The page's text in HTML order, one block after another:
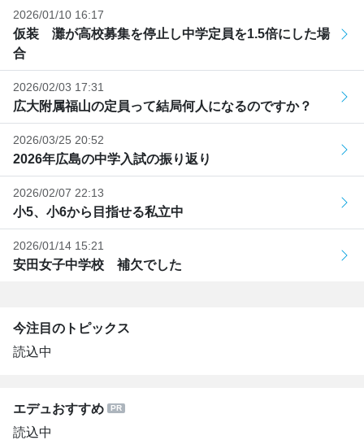
2026/01/10 16:17
仮装 灘が高校募集を停止し中学定員を1.5倍にした場
合
2026/02/03 17:31
広大附属福山の定員って結局何人になるのですか？
2026/03/25 20:52
2026年広島の中学入試の振り返り
2026/02/07 22:13
小5、小6から目指せる私立中
2026/01/14 15:21
安田女子中学校 補欠でした
今注目のトピックス
読込中
エデュおすすめ
読込中